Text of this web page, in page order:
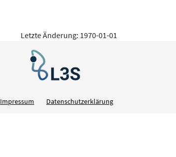
Letzte Änderung: 1970-01-01
Impressum Datenschutzerklärung